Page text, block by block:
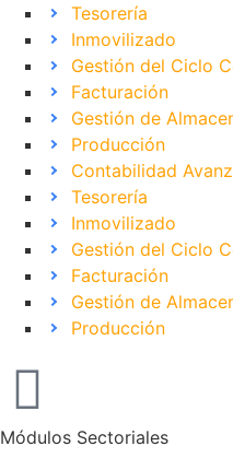
Tesorería
Inmovilizado
Gestión del Ciclo
Facturación
Gestión de
Producción
Contabilidad
Tesorería
Inmovilizado
Gestión del Ciclo
Facturación
Gestión de
Producción
Módulos Sectoriales